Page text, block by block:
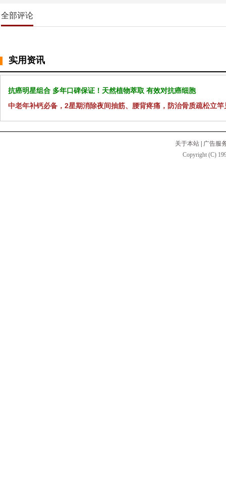
全部评论
实用资讯
抗癌明星组合 多年口碑保证！天然植物萃取 有效对抗癌细胞
中老年补钙必备，2星期消除夜间抽筋、腰背疼痛，防治骨质疏松立竿
关于本站
广告服
Copyright (C)